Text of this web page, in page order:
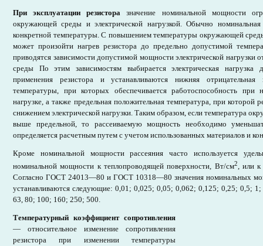
При эксплуатации резистора значение номинальной мощности
окружающей среды и электрической нагрузкой. Обычно
конкретной температуры. С повышением температуры окружающей
может произойти нагрев резистора до предельно допустимой
приводятся зависимости допустимой мощности электрической
среды По этим зависимостям выбирается электрическая нагрузка
применения резистора и устанавливаются нижняя отрицательная
температуры, при которых обеспечивается работоспособность при
нагрузке, а также предельная положительная температура, при которой
снижением электрической нагрузки. Таким образом, если температура
выше предельной, то рассеиваемую мощность необходимо
определяется расчетным путем с учетом использованных материалов и
Кроме номинальной мощности рассеяния часто используется
номинальной мощности к теплопроводящей поверхности, Вт/см2, или к
Согласно ГОСТ 24013—80 и ГОСТ 10318—80 значения номинальных
устанавливаются следующие: 0,01; 0,025; 0,05; 0,062; 0,125; 0,25; 0,5;
63, 80; 100; 160; 250; 500.
Температурный коэффициент сопротивления
— относительное изменение сопротивления
резистора при изменении температуры